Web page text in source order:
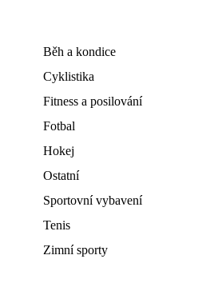
Běh a kondice
Cyklistika
Fitness a posilování
Fotbal
Hokej
Ostatní
Sportovní vybavení
Tenis
Zimní sporty